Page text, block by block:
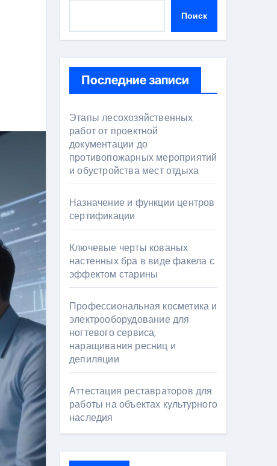
Поиск
Последние записи
Этапы лесохозяйственных
работ от проектной
документации до
противопожарных мероприятий
и обустройства мест отдыха
Назначение и функции центров
сертификации
Ключевые черты кованых
настенных бра в виде факела с
эффектом старины
Профессиональная косметика и
электрооборудование для
ногтевого сервиса,
наращивания ресниц и
депиляции
Аттестация реставраторов для
работы на объектах культурного
наследия